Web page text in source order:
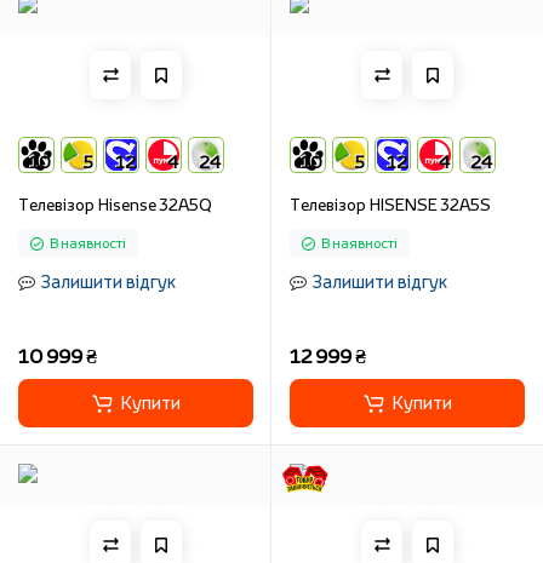
10 5 12 4 24
Телевізор Hisense 32A5Q
В наявності
Залишити відгук
10 999 ₴
Купити
10 5 12 4 24
Телевізор HISENSE 32A5S
В наявності
Залишити відгук
12 999 ₴
Купити